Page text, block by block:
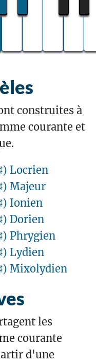
construites à
courante et
Locrien
Majeur
Ionien
Dorien
Phrygien
Lydien
Mixolydien
les
courante
d'une